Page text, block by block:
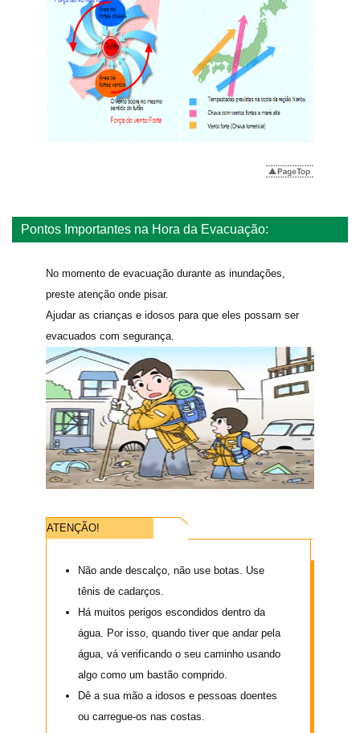
Pontos Importantes na Hora da Evacuação:
No momento de evacuação durante as inundações,
preste atenção onde pisar.
Ajudar as crianças e idosos para que eles possam ser
evacuados com segurança.
ATENÇÃO!
Não ande descalço, não use botas. Use
tênis de cadarços.
Há muitos perigos escondidos dentro da
água. Por isso, quando tiver que andar pela
água, vá verificando o seu caminho usando
algo como um bastão comprido.
Dê a sua mão a idosos e pessoas doentes
ou carregue-os nas costas.